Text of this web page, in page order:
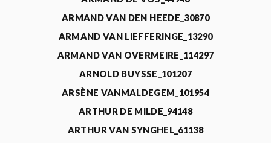
ARMAND VAN DEN HEEDE_30870
ARMAND VAN LIEFFERINGE_13290
ARMAND VAN OVERMEIRE_114297
ARNOLD BUYSSE_101207
ARSÈNE VANMALDEGEM_101954
ARTHUR DE MILDE_94148
ARTHUR VAN SYNGHEL_61138